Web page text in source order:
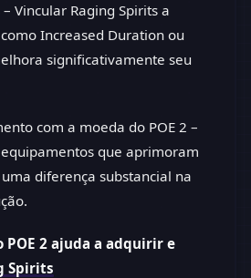
Vincular Raging Spirits a
Increased Duration ou
significativamente seu
com a moeda do POE 2 –
que aprimoram
diferença substancial na
POE 2 ajuda a adquirir e
Spirits